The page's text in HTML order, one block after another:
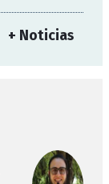
+ Noticias